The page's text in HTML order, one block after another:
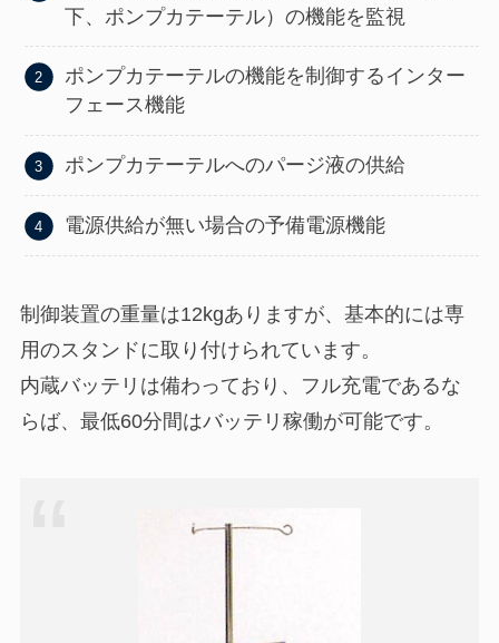
下、ポンプカテーテル）の機能を監視
ポンプカテーテルの機能を制御するインター
フェース機能
ポンプカテーテルへのパージ液の供給
電源供給が無い場合の予備電源機能
制御装置の重量は12kgありますが、基本的には専
用のスタンドに取り付けられています。
内蔵バッテリは備わっており、フル充電であるな
らば、最低60分間はバッテリ稼働が可能です。